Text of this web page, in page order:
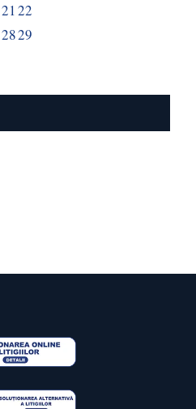
2122
2829